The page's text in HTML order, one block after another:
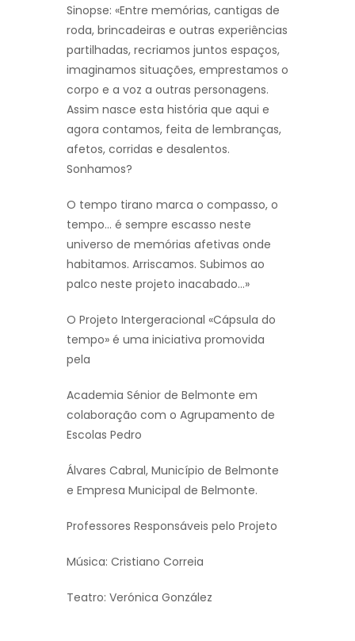
Sinopse: «Entre memórias, cantigas de
roda, brincadeiras e outras experiências
partilhadas, recriamos juntos espaços,
imaginamos situações, emprestamos o
corpo e a voz a outras personagens.
Assim nasce esta história que aqui e
agora contamos, feita de lembranças,
afetos, corridas e desalentos.
Sonhamos?
O tempo tirano marca o compasso, o
tempo… é sempre escasso neste
universo de memórias afetivas onde
habitamos. Arriscamos. Subimos ao
palco neste projeto inacabado…»
O Projeto Intergeracional «Cápsula do
tempo» é uma iniciativa promovida
pela
Academia Sénior de Belmonte em
colaboração com o Agrupamento de
Escolas Pedro
Álvares Cabral, Município de Belmonte
e Empresa Municipal de Belmonte.
Professores Responsáveis pelo Projeto
Música: Cristiano Correia
Teatro: Verónica González